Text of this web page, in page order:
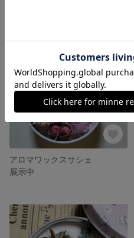
アロマワックスサシェ
展示中